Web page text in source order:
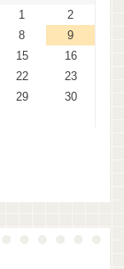
1
2
8
9
15
16
22
23
29
30